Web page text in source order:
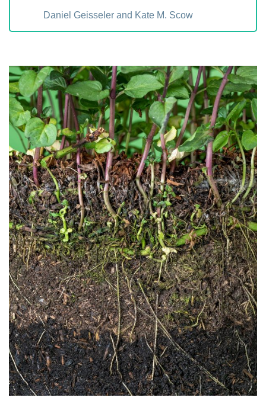
Daniel Geisseler and Kate M. Scow